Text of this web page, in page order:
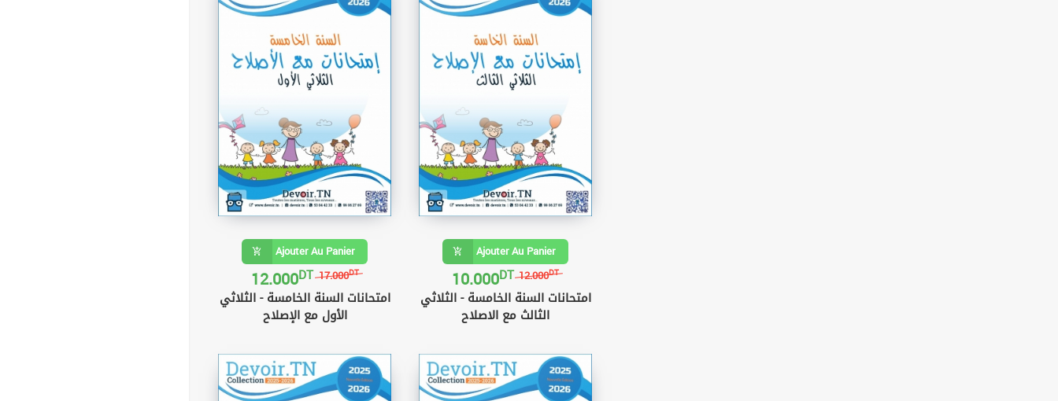
Ajouter Au Panier
17.000DT
12.000DT
امتحانات السنة الخامسة - الثلاثي
الأول مع الإصلاح
Ajouter Au Panier
12.000DT
10.000DT
امتحانات السنة الخامسة - الثلاثي
الثالث مع الاصلاح